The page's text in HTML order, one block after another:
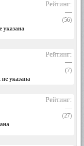
указана
Рейтинг:
—
(56)
указана
Рейтинг:
—
(7)
Рейтинг:
—
(27)